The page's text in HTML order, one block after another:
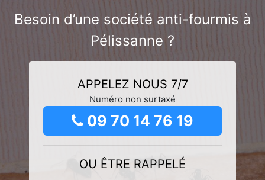
Besoin d’une société anti-fourmis à
Pélissanne ?
APPELEZ NOUS 7/7
Numéro non surtaxé
09 70 14 76 19
OU ÊTRE RAPPELÉ